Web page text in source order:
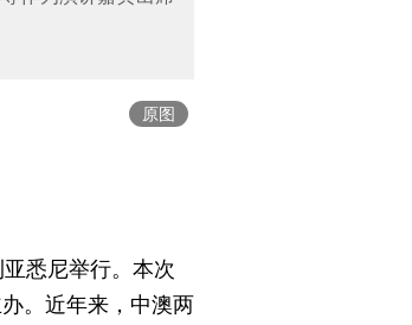
原图
悉尼举行。本次
。近年来，中澳两